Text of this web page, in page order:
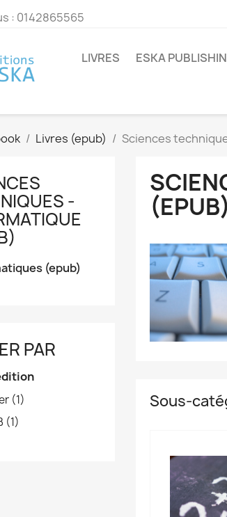
: 0142865565
LIVRES ESKA
Livres (epub) Sciences
-
(epub)
PAR
(1)
(1)
(EPUB)
Sous-